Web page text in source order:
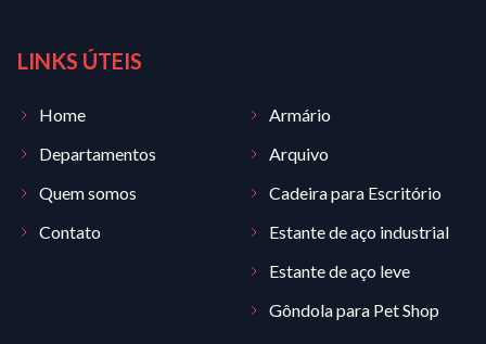
LINKS ÚTEIS
Home
Departamentos
Quem somos
Contato
Armário
Arquivo
Cadeira para Escritório
Estante de aço industrial
Estante de aço leve
Gôndola para Pet Shop